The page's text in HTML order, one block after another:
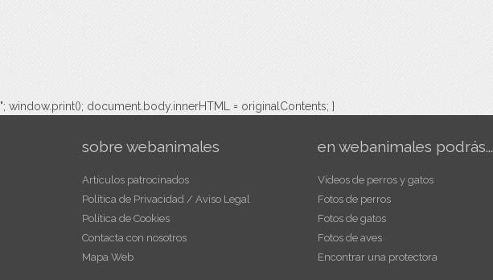
"; window.print(); document.body.innerHTML = originalContents; }
sobre webanimales
Artículos patrocinados
Política de Privacidad / Aviso Legal
Política de Cookies
Contacta con nosotros
Mapa Web
en webanimales podrás...
Vídeos de perros y gatos
Fotos de perros
Fotos de gatos
Fotos de aves
Encontrar una protectora